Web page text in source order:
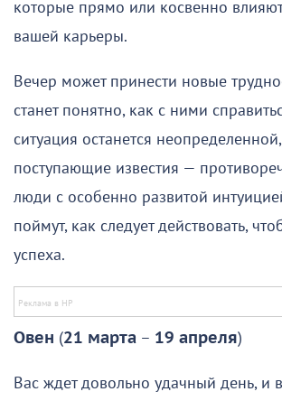
которые прямо или косвенно
вашей карьеры.
Вечер может принести новые
станет понятно, как с ними
ситуация останется
поступающие известия —
люди с особенно развитой
поймут, как следует действовать,
успеха.
Овен (21 марта – 19 апреля)
Вас ждет довольно удачный день, и